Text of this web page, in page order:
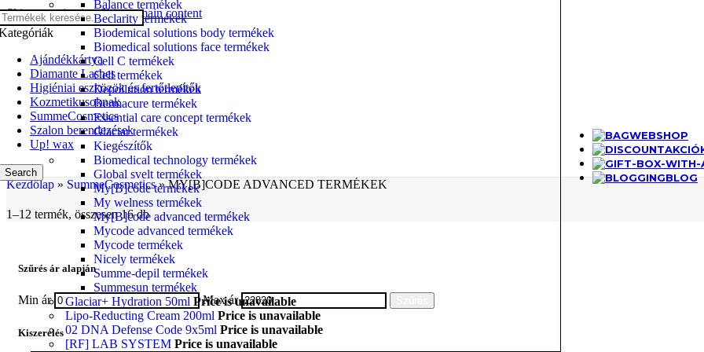
Skip to navigationSkip to main content
Ajándékkártya
Diamante Lashes
Higiéniai eszközök és fertőtlenítők
Kozmetikusoknak
SummeCosmetics
Szalon berendezések
Up! wax
Search
Balance termékek
Beclarity termékek
Biodemical solutions body termékek
Biomedical solutions face termékek
Cell C termékek
Cell termékek
Depollution termékek
Dermacure termékek
Essential care concept termékek
Glaciar termékek
Kiegészítők
Biomedical technology termékek
Global svelt termékek
My[B]code termékek
My welness termékek
My[B]code advanced termékek
Mycode advanced termékek
Mycode termékek
Nicely termékek
Summe-depil termékek
Summesun termékek
Glaciar+ Hydration 50ml Price is unavailable
Lipo-Reducting Cream 200ml Price is unavailable
02 DNA Defense Code 9x5ml Price is unavailable
[RF] LAB SYSTEM Price is unavailable
WEBSHOP
BLOG
Kezdőlap » SummeCosmetics»MY[B]CODE ADVANCED TERMÉKEK
1–12 termék, összesen 16 db
Szűrés ár alapján
Min ár Max ár
Kiszerelés